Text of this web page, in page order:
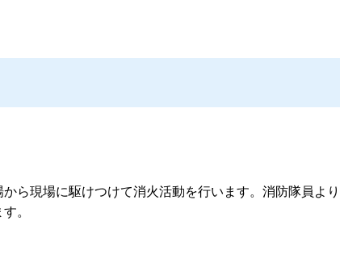
ら現場に駆けつけて消火活動を行います。消防隊員
。